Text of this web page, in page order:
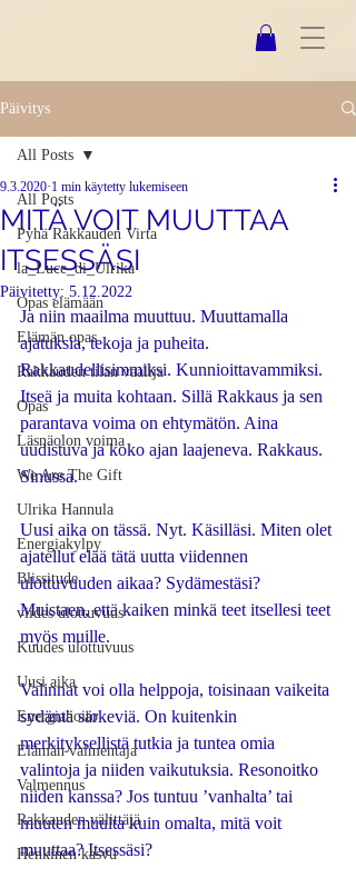
Päivitys
All Posts
Pyhä Rakkauden Virta
la_Luce_di_Ulrika
Opas elämään
Elämän opas
Rakkauden tilan vaalija
Opas
Läsnäolon voima
We Are The Gift
Ulrika Hannula
Energiakylpy
Blissitude
viides ulottuvuus
Kuudes ulottuvuus
Uusi aika
Energiahoito
Elämän valmentaja
Valmennus
Rakkauden välittäjä
Henkinen kasvu
All Posts
MITÄ VOIT MUUTTAA
ITSESSÄSI
9.3.2020 1 min käytetty lukemiseen
Päivitetty: 5.12.2022
Ja niin maailma muuttuu. Muuttamalla
ajatuksia, tekoja ja puheita.
Rakkaudellisimmiksi. Kunnioittavammiksi.
Itseä ja muita kohtaan. Sillä Rakkaus ja sen
parantava voima on ehtymätön. Aina
uudistuva ja koko ajan laajeneva. Rakkaus.
Sinussa.
Uusi aika on tässä. Nyt. Käsilläsi. Miten olet
ajatellut elää tätä uutta viidennen
ulottuvuuden aikaa? Sydämestäsi?
Muistaen, että kaiken minkä teet itsellesi teet
myös muille.
Valinnat voi olla helppoja, toisinaan vaikeita
sydäntä särkeviä. On kuitenkin
merkityksellistä tutkia ja tuntea omia
valintoja ja niiden vaikutuksia. Resonoitko
niiden kanssa? Jos tuntuu ’vanhalta’ tai
muuten muulta kuin omalta, mitä voit
muuttaa? Itsessäsi?